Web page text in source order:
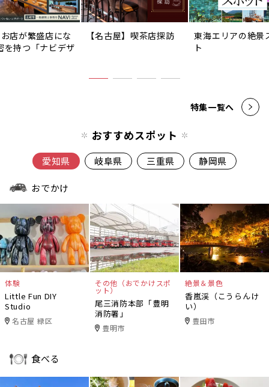
店が繁盛店にな
を持つ「ナビデザ
【名古屋】喫茶店探訪
東海エリアの絶景
ト
特集一覧へ
おすすめスポット
愛知県 岐阜県 三重県 静岡県
おでかけ
体験
Little Fun DIY
Studio
名古屋 緑区
その他（おでかけスポ
ット）
尾三消防本部「豊明
消防署」
豊明市
絶景＆景色
香嵐渓（こうらんけ
い）
豊田市
食べる